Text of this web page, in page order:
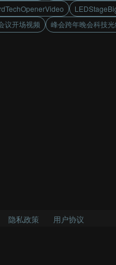
隐私政策 用户协议
议开场视频
峰会跨年晚会科技